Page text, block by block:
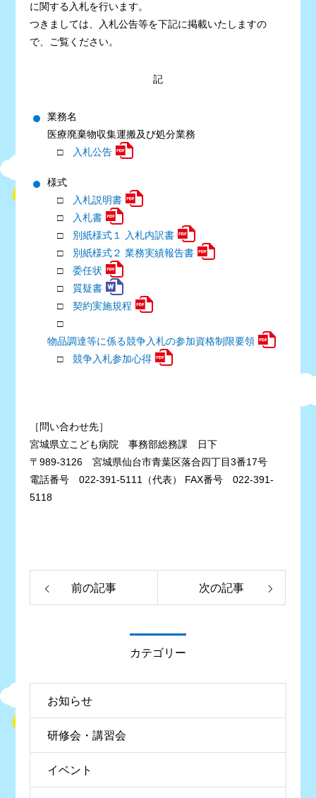
に関する入札を行います。
つきましては、入札公告等を下記に掲載いたしますの
で、ご覧ください。
記
業務名
医療廃棄物収集運搬及び処分業務
□
入札公告
様式
□
入札説明書
□
入札書
□ 別紙様式１ 入札内訳書
□ 別紙様式２ 業務実績報告書
□委任状
□質疑書
□契約実施規程
□
物品調達等に係る競争入札の参加資格制限要領
□競争入札参加心得
［問い合わせ先］
宮城県立こども病院 事務部総務課 日下
〒989-3126 宮城県仙台市青葉区落合四丁目3番17号
電話番号 022-391-5111（代表） FAX番号 022-391-
5118
前の記事 次の記事
カテゴリー
お知らせ
研修会・講習会
イベント